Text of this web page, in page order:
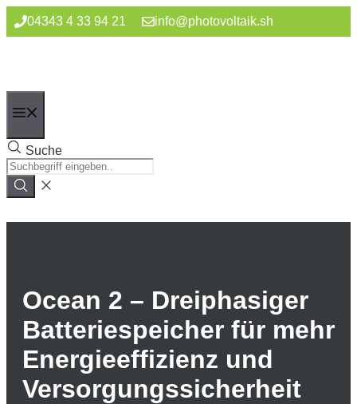
Zum
Inhalt
springen
04343 4 33 94 21 info@photovoltaik.sh
Suche
Ocean 2 – Dreiphasiger
Batteriespeicher für mehr
Energieeffizienz und
Versorgungssicherheit